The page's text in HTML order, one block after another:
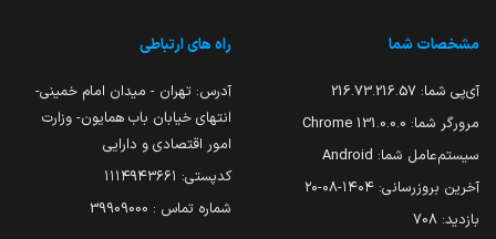
مشخصات شما
آی‌پی شما: 216.73.216.57
مرورگر شما: 131.0.0.0 Chrome
سیستم‌عامل شما: Android
آخرین بروزرسانی: ۱۴۰۴-۰۸-۲۰
بازدید: 708
راه های ارتباطی
آدرس: تهران - میدان امام خمینی-
انتهای خیابان باب همایون- وزارت
امور اقتصادی و دارایی
کدپستی: ۱۱۱۴۹۴۳۶۶۱
شماره تماس : 39909000